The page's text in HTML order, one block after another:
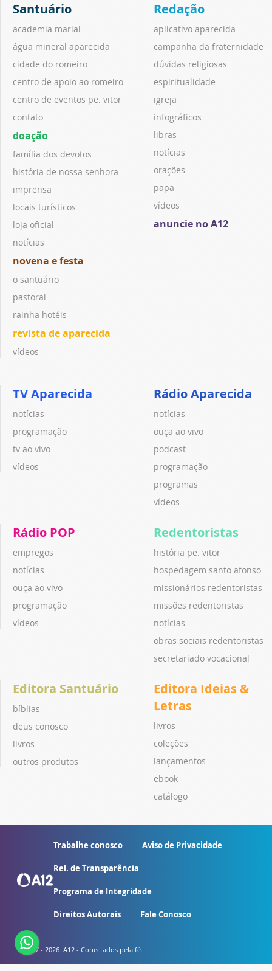
Santuário
academia marial
água mineral aparecida
cidade do romeiro
centro de apoio ao romeiro
centro de eventos pe. vitor
contato
doação
família dos devotos
história de nossa senhora
imprensa
locais turísticos
loja oficial
notícias
novena e festa
o santuário
pastoral
rainha hotéis
revista de aparecida
vídeos
Redação
aplicativo aparecida
campanha da fraternidade
dúvidas religiosas
espiritualidade
igreja
infográficos
libras
notícias
orações
papa
vídeos
anuncie no A12
TV Aparecida
notícias
programação
tv ao vivo
vídeos
Rádio Aparecida
notícias
ouça ao vivo
podcast
programação
programas
vídeos
Rádio POP
empregos
notícias
ouça ao vivo
programação
vídeos
Redentoristas
história pe. vitor
hospedagem santo afonso
missionários redentoristas
missões redentoristas
notícias
obras sociais redentoristas
secretariado vocacional
Editora Santuário
bíblias
deus conosco
livros
outros produtos
Editora Ideias &
Letras
livros
coleções
lançamentos
ebook
catálogo
Trabalhe conosco Aviso de Privacidade
Rel. de Transparência
Programa de Integridade
Direitos Autorais Fale Conosco
© 2007 - 2026. A12 - Conectados pela fé.